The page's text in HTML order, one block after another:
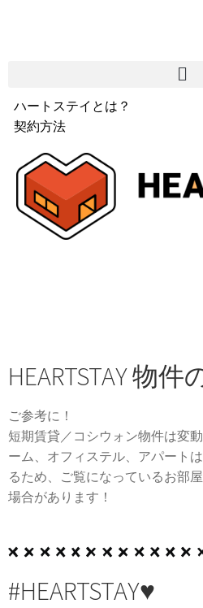
ハートステイとは？
契約方法
サービス費用
よくある質問
Heartee
HEARTSTAY 物件
ご参考に！
短期賃貸／コシウォン物件は変
ーム、オフィステル、アパート
るため、ご覧になっているお部
場合があります！
#HEARTSTAY♥